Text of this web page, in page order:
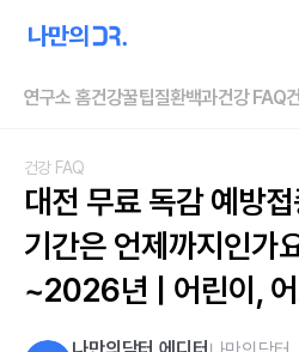
연구소 홈건강꿀팁질환백과건강 FAQ
건강 FAQ
대전 무료 독감 예방
기간은 언제까지인
~2026년 | 어린이,